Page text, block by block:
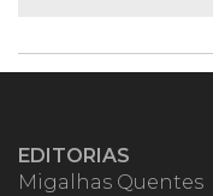
EDITORIAS
Migalhas Quentes